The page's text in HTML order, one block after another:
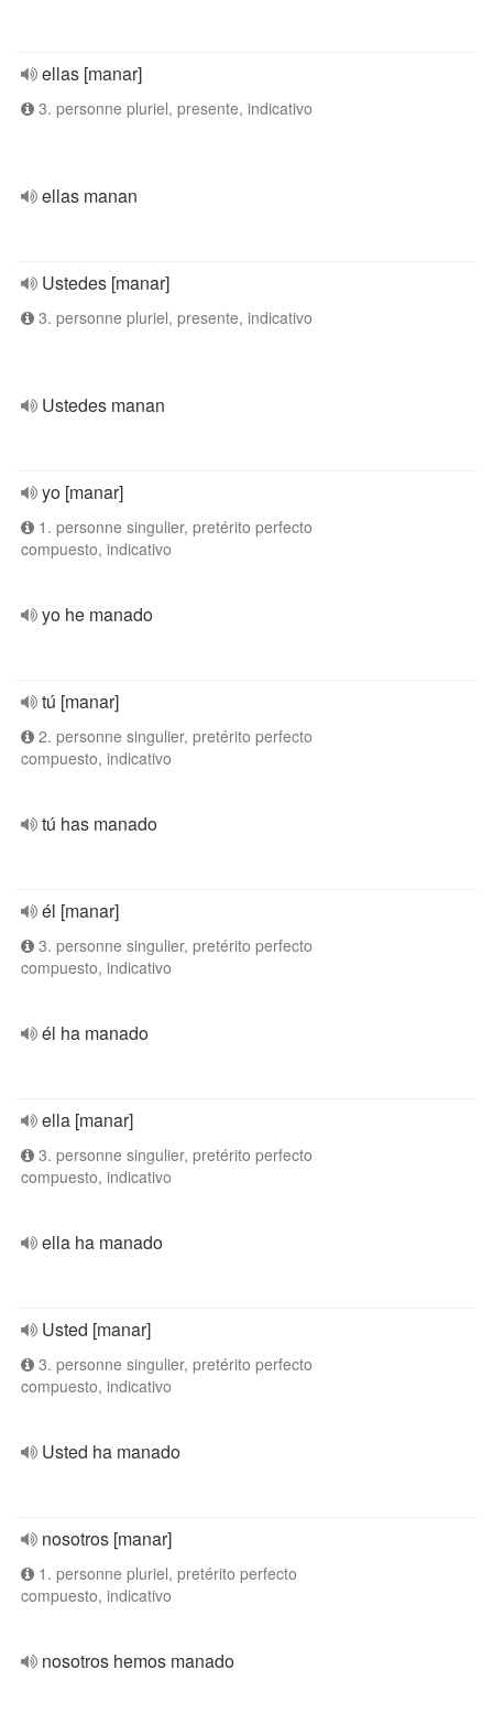
ellas [manar]
3. personne pluriel, presente, indicativo
ellas manan
Ustedes [manar]
3. personne pluriel, presente, indicativo
Ustedes manan
yo [manar]
1. personne singulier, pretérito perfecto
compuesto, indicativo
yo he manado
tú [manar]
2. personne singulier, pretérito perfecto
compuesto, indicativo
tú has manado
él [manar]
3. personne singulier, pretérito perfecto
compuesto, indicativo
él ha manado
ella [manar]
3. personne singulier, pretérito perfecto
compuesto, indicativo
ella ha manado
Usted [manar]
3. personne singulier, pretérito perfecto
compuesto, indicativo
Usted ha manado
nosotros [manar]
1. personne pluriel, pretérito perfecto
compuesto, indicativo
nosotros hemos manado